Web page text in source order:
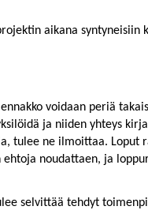
aikana syntyneisiin
voidaan periä
ja niiden yhteys
tulee ne ilmoittaa. Loput
noudattaen, ja
selvittää tehdyt